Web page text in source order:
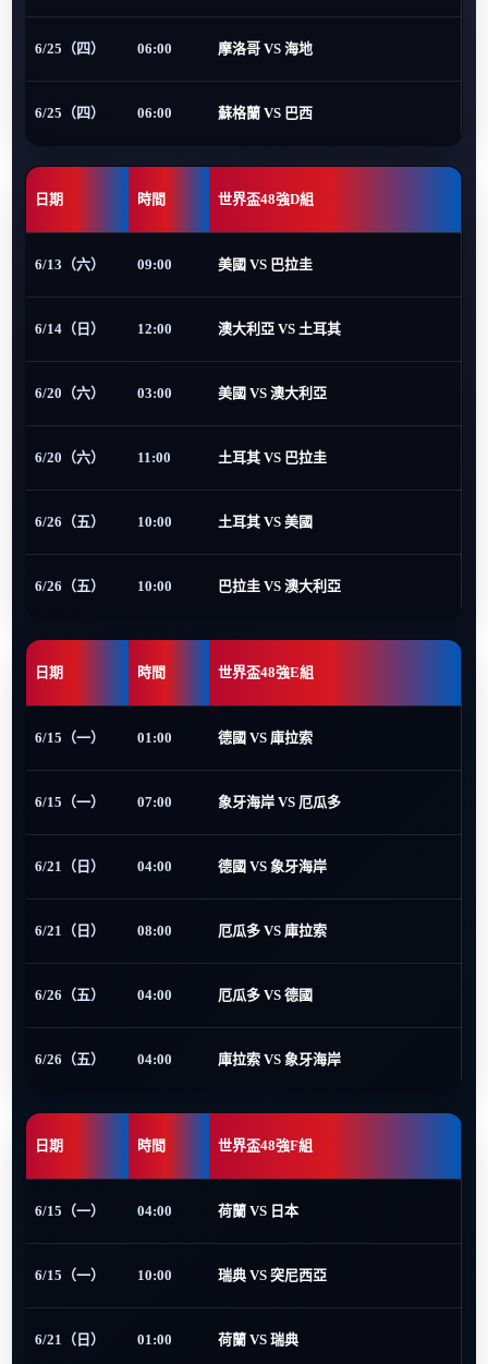
6/25（四） 06:00 摩洛哥 VS 海地
6/25（四） 06:00 蘇格蘭 VS 巴西
日期 時間 世界盃48強D組
6/13（六） 09:00 美國 VS 巴拉圭
6/14（日） 12:00 澳大利亞 VS 土耳其
6/20（六） 03:00 美國 VS 澳大利亞
6/20（六） 11:00 土耳其 VS 巴拉圭
6/26（五） 10:00 土耳其 VS 美國
6/26（五） 10:00 巴拉圭 VS 澳大利亞
日期 時間 世界盃48強E組
6/15（一） 01:00 德國 VS 庫拉索
6/15（一） 07:00 象牙海岸 VS 厄瓜多
6/21（日） 04:00 德國 VS 象牙海岸
6/21（日） 08:00 厄瓜多 VS 庫拉索
6/26（五） 04:00 厄瓜多 VS 德國
6/26（五） 04:00 庫拉索 VS 象牙海岸
日期 時間 世界盃48強F組
6/15（一） 04:00 荷蘭 VS 日本
6/15（一） 10:00 瑞典 VS 突尼西亞
6/21（日） 01:00 荷蘭 VS 瑞典